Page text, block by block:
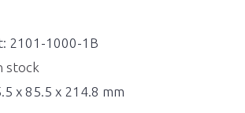
2101-1000-1B
stock
x 85.5 x 214.8 mm